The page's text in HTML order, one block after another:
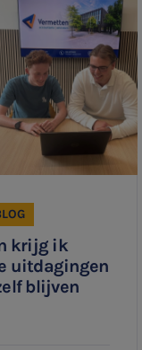
krijg ik
uitdagingen
blijven